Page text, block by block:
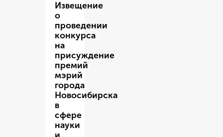
Извещение
о
проведении
конкурса
на
присуждение
премий
мэрий
города
Новосибирска
в
сфере
науки